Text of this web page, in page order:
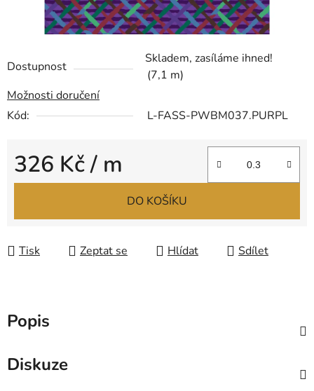
Dostupnost
Skladem, zasíláme ihned!
(7,1 m)
Možnosti doručení
Kód:
L-FASS-PWBM037.PURPL
326 Kč/ m
Měrná cena:
DO KOŠÍKU
Tisk Zeptat se Hlídat Sdílet
Popis
Diskuze